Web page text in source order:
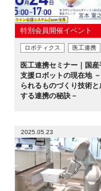
ニュース・掲示板
LINK-Jを知る
特別会員
FAQ
イベントお知らせメー
特別会員開催イベント
ロボティクス 医工連携
医工連携セミナー｜国産
支援ロボットの現在地
られるものづくり技術と
する連携の秘訣－
2025.05.23